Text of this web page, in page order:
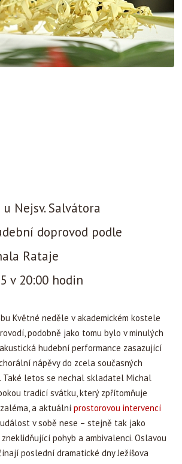
Nejsv. Salvátora
doprovod podle
Rataje
v 20:00 hodin
Květné neděle v akademickém kostele
podobně jako tomu bylo v minulých
hudební performance zasazující
nápěvy do zcela současných
Také letos se nechal skladatel Michal
tradicí svátku, který zpřítomňuje
a aktuální prostorovou intervencí
v sobě nese – stejně tak jako
pohyb a ambivalenci. Oslavou
poslední dramatické dny Ježíšova